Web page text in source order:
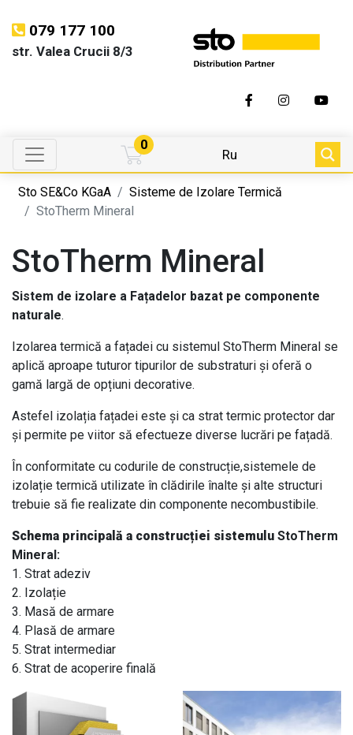
079 177 100
str. Valea Crucii 8/3
0
Ru
Sto SE&Co KGaA
Sisteme de Izolare Termică
StoTherm Mineral
StoTherm Mineral
Sistem de izolare a Fațadelor bazat pe componente
naturale.
Izolarea termică a fațadei cu sistemul StoTherm Mineral se
aplică aproape tuturor tipurilor de substraturi și oferă o
gamă largă de opțiuni decorative.
Astefel izolația fațadei este și ca strat termic protector dar
și permite pe viitor să efectueze diverse lucrări pe fațadă.
În conformitate cu codurile de construcție,sistemele de
izolație termică utilizate în clădirile înalte și alte structuri
trebuie să fie realizate din componente necombustibile.
Schema principală a construcției sistemulu StoTherm
Mineral:
1. Strat adeziv
2. Izolație
3. Masă de armare
4. Plasă de armare
5. Strat intermediar
6. Strat de acoperire finală